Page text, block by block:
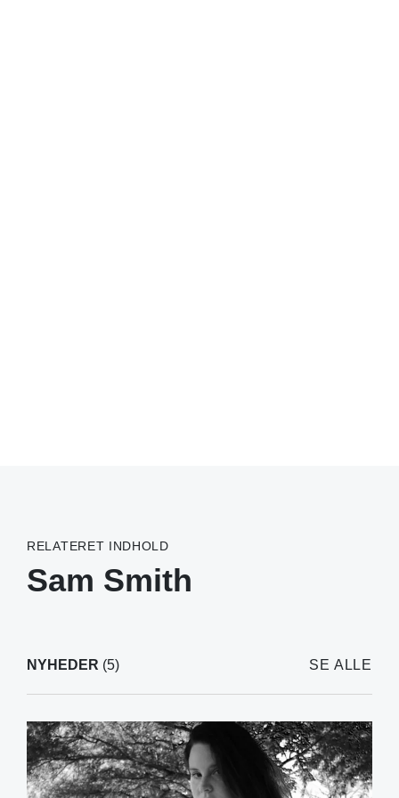
RELATERET INDHOLD
Sam Smith
NYHEDER (5) SE ALLE